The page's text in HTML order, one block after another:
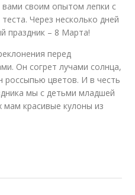
вами своим опытом лепки с
Через несколько дней
праздник – 8 Марта!
перед
Он согрет лучами солнца,
россыпью цветов. И в честь
мы с детьми младшей
красивые кулоны из